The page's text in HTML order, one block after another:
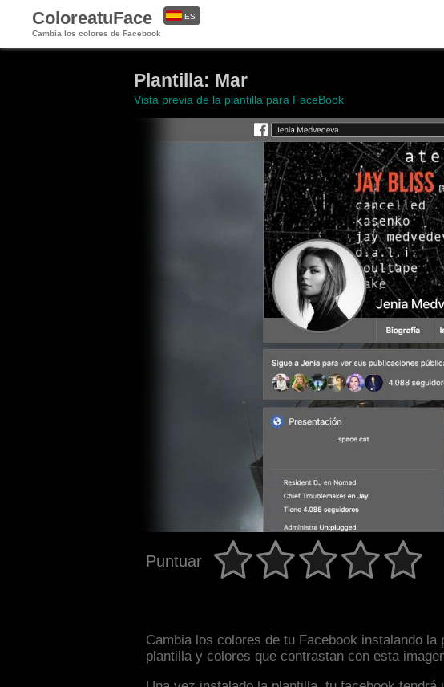
ColoreatuFace
Cambia los colores de Facebook
ES
Plantilla: Mar
Vista previa de la plantilla para FaceBook
Puntuar
Cambia los colores de tu Facebook instalando
plantilla y colores que contrastan con esta